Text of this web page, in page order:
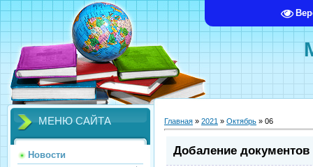
МЕНЮ САЙТА
Новости
Главная » 2021 » Октябрь » 06
Добаление документов